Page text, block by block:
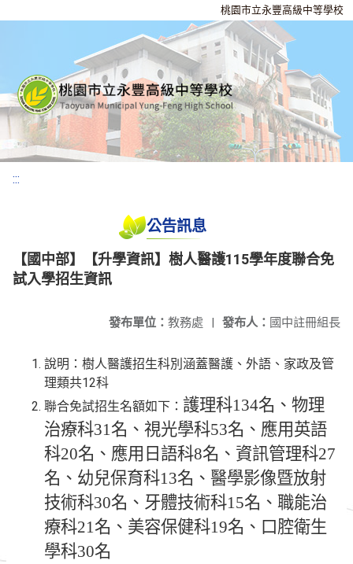
桃園市立永豐高級中等學校
:::
公告訊息
【國中部】【升學資訊】樹人醫護115學年度聯合免
試入學招生資訊
發布人： 國中註冊組長
發布單位： 教務處 |
說明：樹人醫護招生科別涵蓋醫護、外語、家政及管
理類共12科
聯合免試招生名額如下： 護理科134名、物理
治療科31名、視光學科53名、應用英語
科20名、應用日語科8名、資訊管理科27
名、幼兒保育科13名、醫學影像暨放射
技術科30名、牙體技術科15名、職能治
療科21名、美容保健科19名、口腔衛生
學科30名